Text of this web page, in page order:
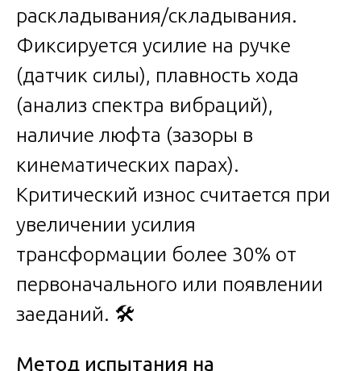
раскладывания/складывания.
Фиксируется усилие на ручке
(датчик силы), плавность хода
(анализ спектра вибраций),
наличие люфта (зазоры в
кинематических парах).
Критический износ считается при
увеличении усилия
трансформации более 30% от
первоначального или появлении
заеданий. 🛠️
Метод испытания на